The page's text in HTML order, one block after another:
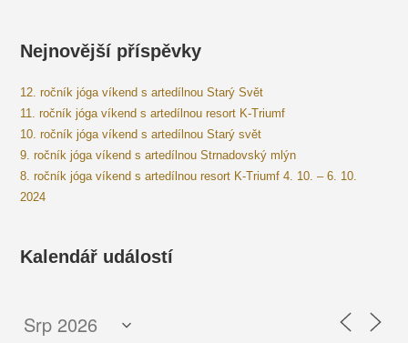
Nejnovější příspěvky
12. ročník jóga víkend s artedílnou Starý Svět
11. ročník jóga víkend s artedílnou resort K-Triumf
10. ročník jóga víkend s artedílnou Starý svět
9. ročník jóga víkend s artedílnou Strnadovský mlýn
8. ročník jóga víkend s artedílnou resort K-Triumf 4. 10. – 6. 10.
2024
Kalendář událostí